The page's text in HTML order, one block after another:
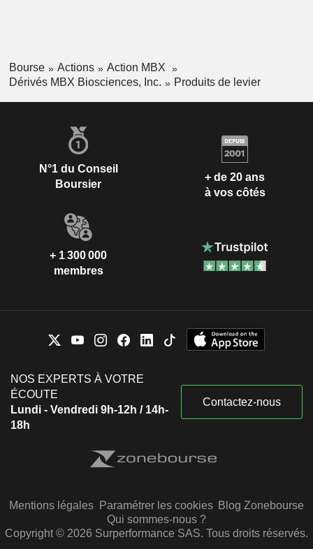
Bourse Actions
Action MBX
Dérivés MBX Biosciences, Inc.
Produits de levier
N°1 du Conseil
Boursier
+ de 20 ans
à vos côtés
+ 1 300 000
membres
NOS EXPERTS À VOTRE
ÉCOUTE
Lundi - Vendredi 9h-12h / 14h-
18h
Contactez-nous
Mentions légales Paramétrer les cookies Blog Zonebourse
Qui sommes-nous ?
Copyright © 2026 Surperformance SAS. Tous droits réservés.